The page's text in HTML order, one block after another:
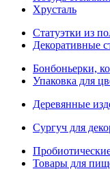
Хрусталь
Статуэтки из
Декоративные
Бонбоньерки,
Упаковка для
Деревянные
Сургуч для
Товары для